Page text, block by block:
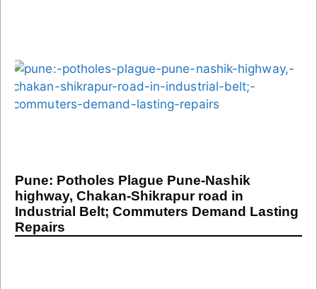
Pune: Potholes Plague Pune-Nashik
highway, Chakan-Shikrapur road in
Industrial Belt; Commuters Demand Lasting
Repairs